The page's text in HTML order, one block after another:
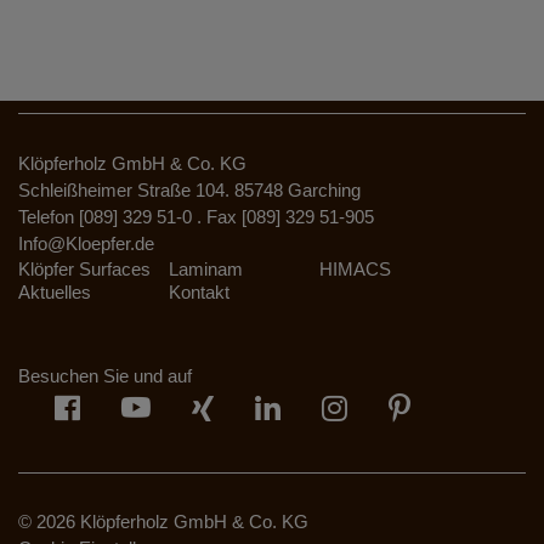
Klöpferholz GmbH & Co. KG
Schleißheimer Straße 104. 85748 Garching
Telefon [089] 329 51-0 . Fax [089] 329 51-905
Info@Kloepfer.de
Klöpfer Surfaces
Laminam
HIMACS
Aktuelles
Kontakt
Besuchen Sie und auf
© 2026 Klöpferholz GmbH & Co. KG